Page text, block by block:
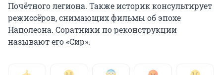
Почётного легиона. Также историк консультирует
режиссёров, снимающих фильмы об эпохе
Наполеона. Соратники по реконструкции
называют его «Сир».